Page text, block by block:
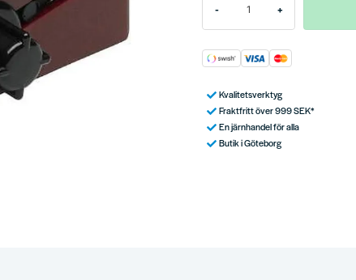
- +
Kvalitetsverktyg
Fraktfritt över 999 SEK*
En järnhandel för alla
Butik i Göteborg